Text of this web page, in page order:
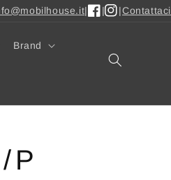
|
|
|Contattaci
Brand
P